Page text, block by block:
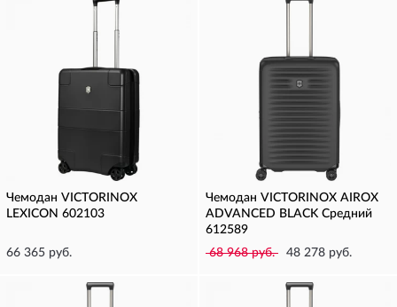
Чемодан VICTORINOX
LEXICON 602103
66 365 руб.
Чемодан VICTORINOX AIROX
ADVANCED BLACK Средний
612589
68 968 руб.
48 278 руб.